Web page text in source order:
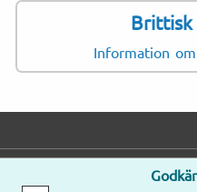
Brittisk
Information
E-post